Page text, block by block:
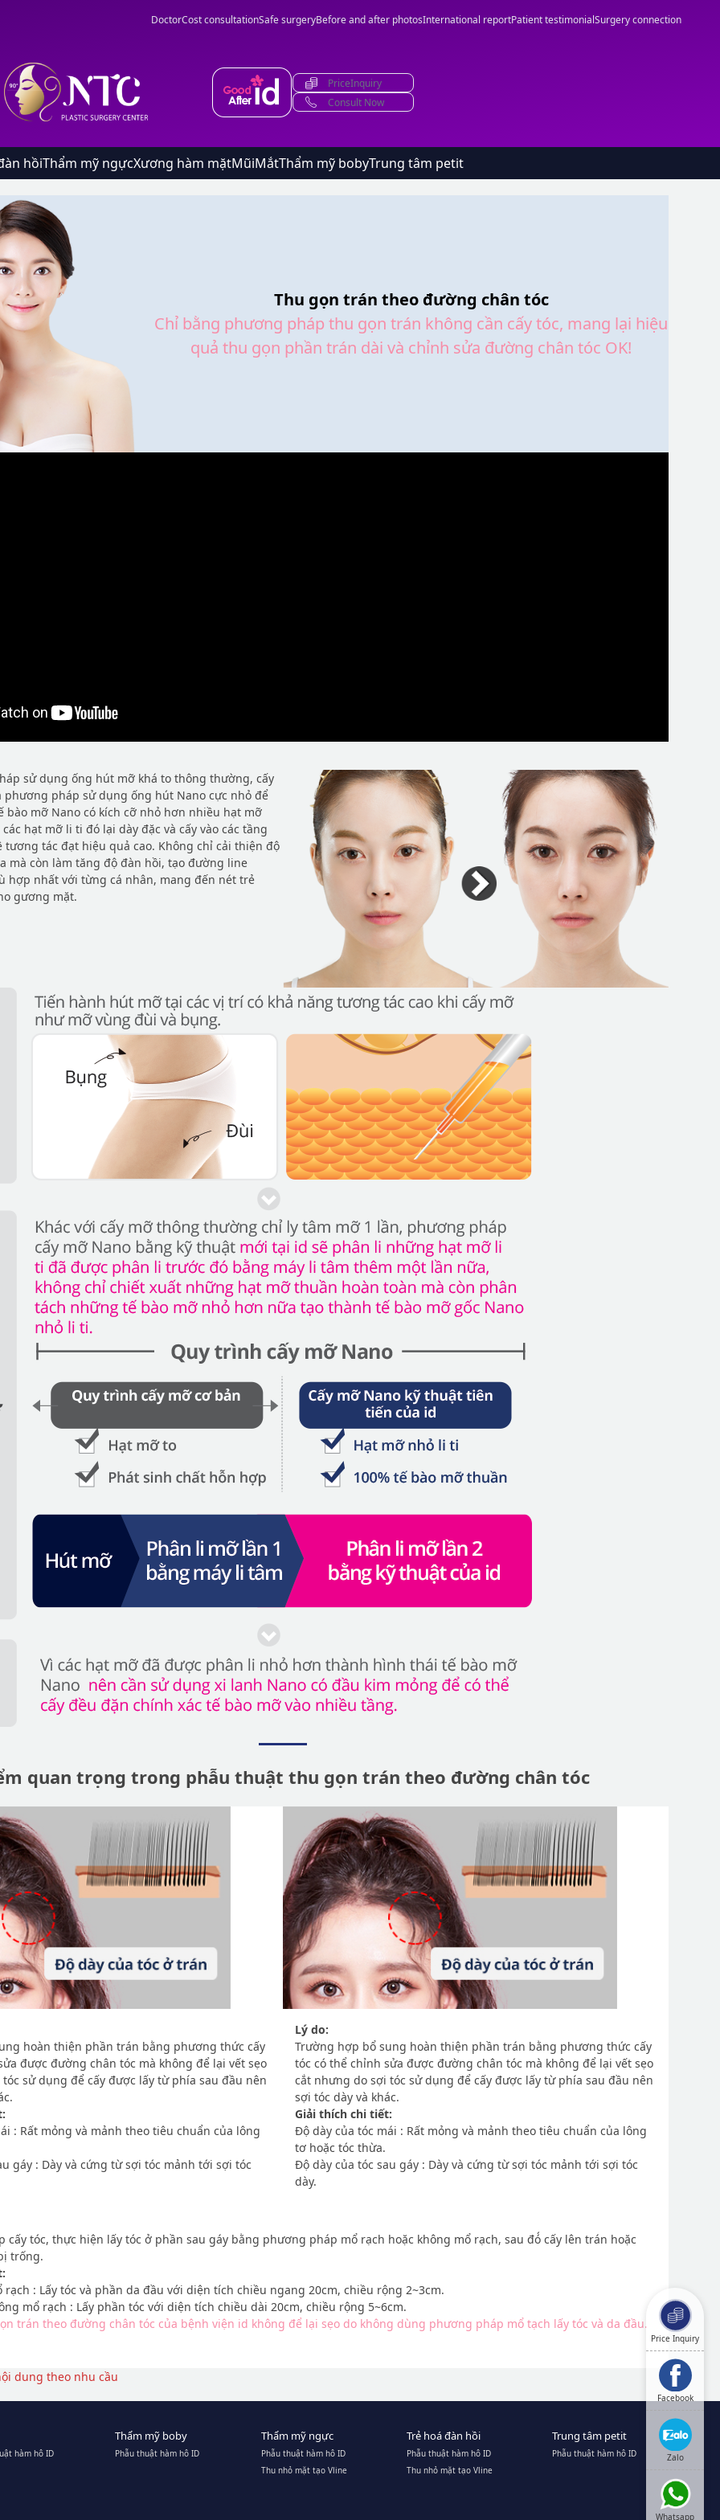
DoctorCost consultationSafe surgeryBefore and after photosInternational reportPatient testimonialSurgery connection
PriceInquiry
Consult Now
hồiThẩm mỹ ngựcXương hàm mặtMũiMắtThẩm mỹ bobyTrung tâm petit
Thu gọn trán theo đường chân tóc
Chỉ bằng phương pháp thu gọn trán không cần cấy tóc, mang lại hiệu
quả thu gọn phần trán dài và chỉnh sửa đường chân tóc OK!
sử dụng ống hút mỡ khá to thông thường, cấy
phương pháp sử dụng ống hút Nano cực nhỏ để
bào mỡ Nano có kích cỡ nhỏ hơn nhiều hạt mỡ
hạt mỡ li ti đó lại dày đặc và cấy vào các tầng
tác đạt hiệu quả cao. Không chỉ cải thiện độ
mà còn làm tăng độ đàn hồi, tạo đường line
hợp nhất với từng cá nhân, mang đến nét trẻ
gương mặt.
quan trọng trong phẫu thuật thu gọn trán theo đường chân tóc
hoàn thiện phần trán bằng phương thức cấy
được đường chân tóc mà không để lại vết sẹo
sử dụng để cấy được lấy từ phía sau đầu nên
: Rất mỏng và mảnh theo tiêu chuẩn của lông
gáy : Dày và cứng từ sợi tóc mảnh tới sợi tóc
Lý do:
Trường hợp bổ sung hoàn thiện phần trán bằng phương thức cấy
tóc có thể chỉnh sửa được đường chân tóc mà không để lại vết sẹo
cắt nhưng do sợi tóc sử dụng để cấy được lấy từ phía sau đầu nên
sợi tóc dày và khác.
Giải thích chi tiết:
Độ dày của tóc mái : Rất mỏng và mảnh theo tiêu chuẩn của lông
tơ hoặc tóc thừa.
Độ dày của tóc sau gáy : Dày và cứng từ sợi tóc mảnh tới sợi tóc
dày.
cấy tóc, thực hiện lấy tóc ở phần sau gáy bằng phương pháp mổ rạch hoặc không mổ rạch, sau đó́ cấy lên trán hoặc
trống.
rạch : Lấy tóc và phần da đầu với diện tích chiều ngang 20cm, chiều rộng 2~3cm.
mổ rạch : Lấy phần tóc với diện tích chiều dài 20cm, chiều rộng 5~6cm.
trán theo đường chân tóc của bệnh viện id không để lại sẹo do không dùng phương pháp mổ tạch lấy tóc và da đầu.
dung theo nhu cầu
hàm hô ID
Thẩm mỹ boby
Phẫu thuật hàm hô ID
Thẩm mỹ ngực
Phẫu thuật hàm hô ID
Thu nhỏ mặt tạo Vline
Trẻ hoá đàn hồi
Phẫu thuật hàm hô ID
Thu nhỏ mặt tạo Vline
Trung tâm petit
Phẫu thuật hàm hô ID
Price Inquiry
Facebook
Zalo
Whatsapp